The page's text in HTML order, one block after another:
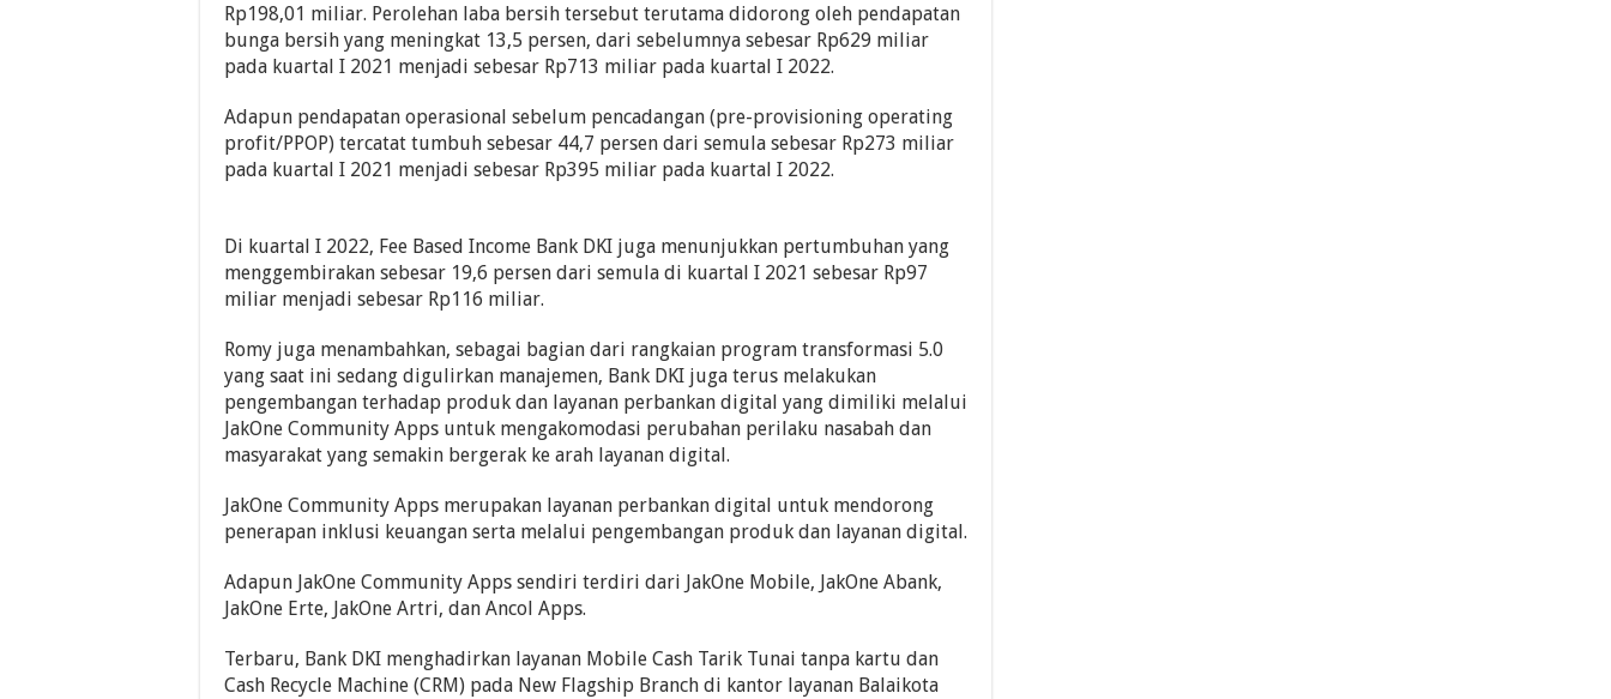
Rp198,01 miliar. Perolehan laba bersih tersebut terutama didorong oleh pendapatan
bunga bersih yang meningkat 13,5 persen, dari sebelumnya sebesar Rp629 miliar
pada kuartal I 2021 menjadi sebesar Rp713 miliar pada kuartal I 2022.
Adapun pendapatan operasional sebelum pencadangan (pre-provisioning operating
profit/PPOP) tercatat tumbuh sebesar 44,7 persen dari semula sebesar Rp273 miliar
pada kuartal I 2021 menjadi sebesar Rp395 miliar pada kuartal I 2022.
Di kuartal I 2022, Fee Based Income Bank DKI juga menunjukkan pertumbuhan yang
menggembirakan sebesar 19,6 persen dari semula di kuartal I 2021 sebesar Rp97
miliar menjadi sebesar Rp116 miliar.
Romy juga menambahkan, sebagai bagian dari rangkaian program transformasi 5.0
yang saat ini sedang digulirkan manajemen, Bank DKI juga terus melakukan
pengembangan terhadap produk dan layanan perbankan digital yang dimiliki melalui
JakOne Community Apps untuk mengakomodasi perubahan perilaku nasabah dan
masyarakat yang semakin bergerak ke arah layanan digital.
JakOne Community Apps merupakan layanan perbankan digital untuk mendorong
penerapan inklusi keuangan serta melalui pengembangan produk dan layanan digital.
Adapun JakOne Community Apps sendiri terdiri dari JakOne Mobile, JakOne Abank,
JakOne Erte, JakOne Artri, dan Ancol Apps.
Terbaru, Bank DKI menghadirkan layanan Mobile Cash Tarik Tunai tanpa kartu dan
Cash Recycle Machine (CRM) pada New Flagship Branch di kantor layanan Balaikota